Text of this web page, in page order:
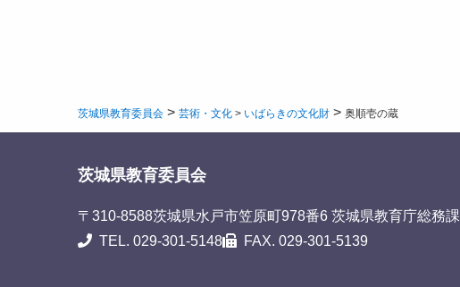
茨城県教育委員会 > 芸術・文化 > いばらきの文化財 > 奥順壱の蔵
茨城県教育委員会
〒310-8588茨城県水戸市笠原町978番6 茨城県教育庁総務課
TEL. 029-301-5148
FAX. 029-301-5139